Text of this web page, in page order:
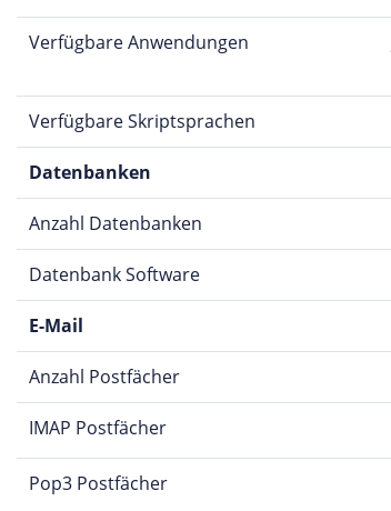
Verfügbare Anwendungen
Verfügbare Skriptsprachen
Datenbanken
Anzahl Datenbanken
Datenbank Software
E-Mail
Anzahl Postfächer
IMAP Postfächer
Pop3 Postfächer